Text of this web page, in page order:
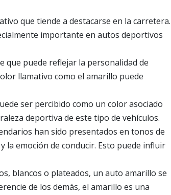
que tiende a destacarse en la carretera.
importante en autos deportivos
que puede reflejar la personalidad de
llamativo como el amarillo puede
ser percibido como un color asociado
deportiva de este tipo de vehículos.
han sido presentados en tonos de
la emoción de conducir. Esto puede influir
blancos o plateados, un auto amarillo se
de los demás, el amarillo es una